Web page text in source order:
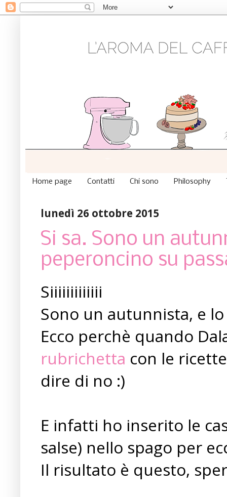
Home page Contatti Chi sono Philosophy
lunedì 26 ottobre 2015
Si sa. Sono un
peperoncino su
Siiiiiiiiiiiii
Sono un autunnista, e
Ecco perchè quando
rubrichetta con le
dire di no :)
E infatti ho inserito le
salse) nello spago per
Il risultato è questo,